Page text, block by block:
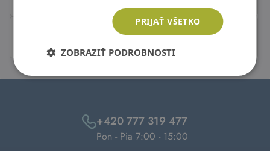
+420 777 319 477
Pon - Pia 7:00 - 15:00
PRIJAŤ VŠETKO
ZOBRAZIŤ PODROBNOSTI